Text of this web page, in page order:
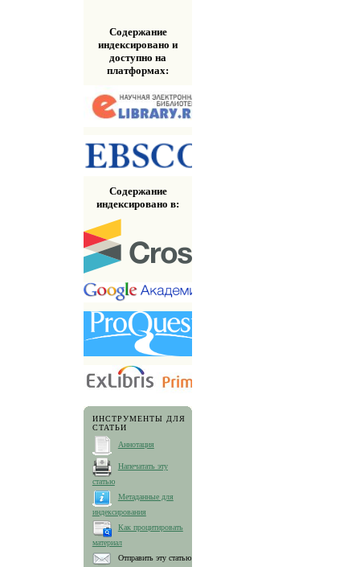
Содержание
индексировано и
доступно на
платформах:
Содержание
индексировано в:
ИНСТРУМЕНТЫ ДЛЯ
СТАТЬИ
Аннотация
Напечатать эту
статью
Метаданные для
индексирования
Как процитировать
материал
Отправить эту статью